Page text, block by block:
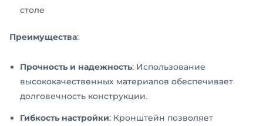
столе
Преимущества:
Прочность и надежность: Использование
высококачественных материалов обеспечивает
долговечность конструкции.
Гибкость настройки: Кронштейн позволяет